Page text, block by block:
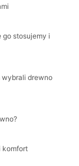
go stosujemy i
drewno
komfort